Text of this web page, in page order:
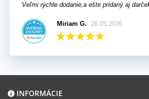
Veľmi rýchle dodanie,a ešte pridaný aj
Miriam G. 26.05.2026
INFORMÁCIE